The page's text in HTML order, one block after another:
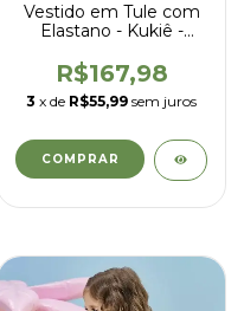
Vestido em Tule com
Elastano - Kukiê -
R$167,98
3 x de R$55,99 sem juros
COMPRAR